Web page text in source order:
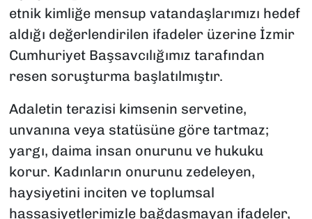
etnik kimliğe mensup vatandaşlarımızı hedef
aldığı değerlendirilen ifadeler üzerine İzmir
Cumhuriyet Başsavcılığımız tarafından
resen soruşturma başlatılmıştır.
Adaletin terazisi kimsenin servetine,
unvanına veya statüsüne göre tartmaz;
yargı, daima insan onurunu ve hukuku
korur. Kadınların onurunu zedeleyen,
haysiyetini inciten ve toplumsal
hassasiyetlerimizle bağdaşmayan ifadeler,